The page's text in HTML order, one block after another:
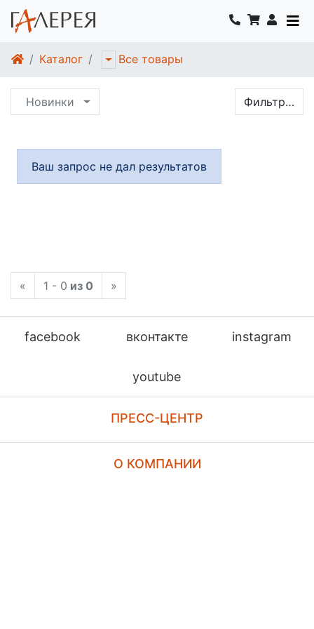
Каталог Все товары
Новинки Фильтр…
Ваш запрос не дал результатов
« 1 - 0 из 0 »
facebook вконтакте instagram
youtube
ПРЕСС-ЦЕНТР
О КОМПАНИИ